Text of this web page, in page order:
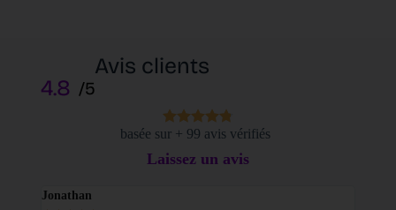
Avis clients
4.8 /5
basée sur + 99 avis vérifiés
Laissez un avis
Jonathan